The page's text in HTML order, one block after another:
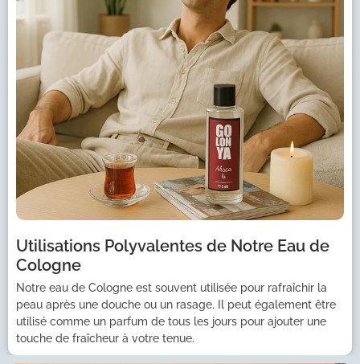
Utilisations Polyvalentes de Notre Eau de
Cologne
Notre eau de Cologne est souvent utilisée pour rafraîchir la
peau après une douche ou un rasage. Il peut également être
utilisé comme un parfum de tous les jours pour ajouter une
touche de fraîcheur à votre tenue.